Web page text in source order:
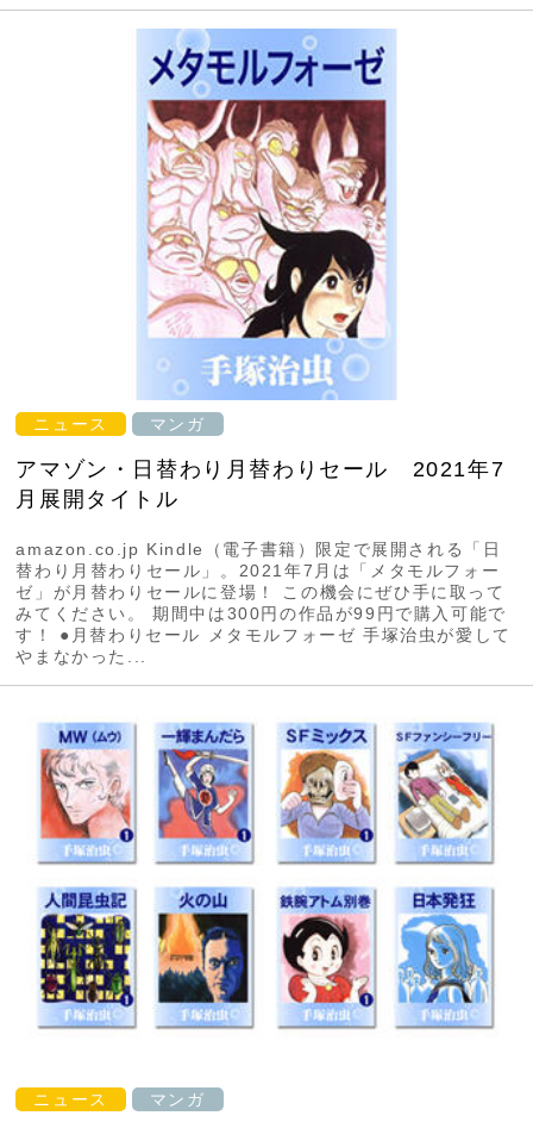
ニュース マンガ
アマゾン・日替わり月替わりセール 2021年7
月展開タイトル
amazon.co.jp Kindle（電子書籍）限定で展開される「日
替わり月替わりセール」。2021年7月は「メタモルフォー
ゼ」が月替わりセールに登場！ この機会にぜひ手に取って
みてください。 期間中は300円の作品が99円で購入可能で
す！ ●月替わりセール メタモルフォーゼ 手塚治虫が愛して
やまなかった...
ニュース マンガ